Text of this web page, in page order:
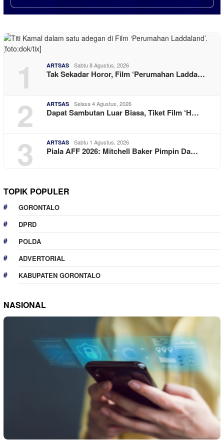
1 ARTSAS Sabtu 8 Agustus, 2026
Tak Sekadar Horor, Film ‘Perumahan Ladda…
2 ARTSAS Selasa 4 Agustus, 2026
Dapat Sambutan Luar Biasa, Tiket Film ‘H…
3 ARTSAS Sabtu 1 Agustus, 2026
Piala AFF 2026: Mitchell Baker Pimpin Da…
TOPIK POPULER
GORONTALO
DPRD
POLDA
ADVERTORIAL
KABUPATEN GORONTALO
NASIONAL